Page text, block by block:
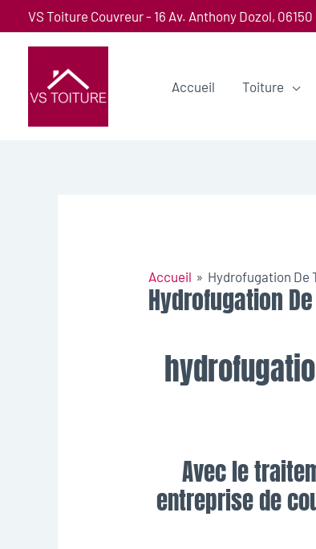
VS Toiture Couvreur - 16 Av. Anthony Dozol, 06150
Accueil Toiture
Accueil Hydrofugation De
Hydrofugation
Avec le
entreprise de